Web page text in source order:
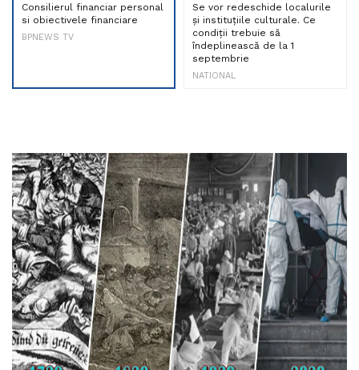
Consilierul financiar personal
si obiectivele financiare
BPNEWS TV
Se vor redeschide localurile
și instituțiile culturale. Ce
condiții trebuie să
îndeplinească de la 1
septembrie
NATIONAL